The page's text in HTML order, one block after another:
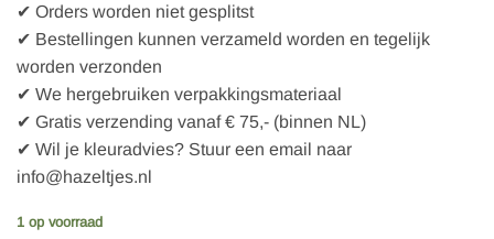
✔ Orders worden niet gesplitst
✔ Bestellingen kunnen verzameld worden en tegelijk
worden verzonden
✔ We hergebruiken verpakkingsmateriaal
✔ Gratis verzending vanaf € 75,- (binnen NL)
✔ Wil je kleuradvies? Stuur een email naar
info@hazeltjes.nl
1 op voorraad